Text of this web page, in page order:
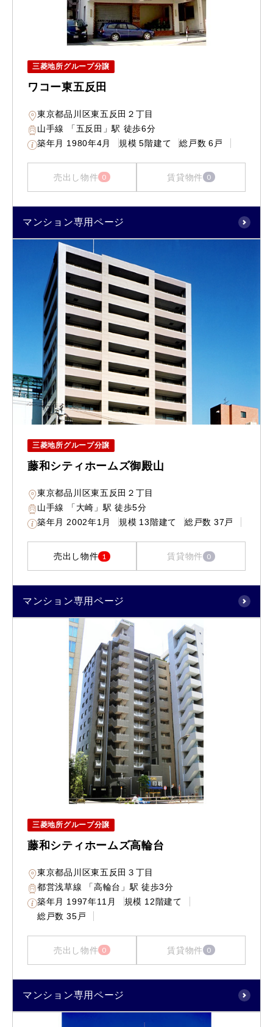
三菱地所グループ分譲
ワコー東五反田
東京都品川区東五反田２丁目
山手線 「五反田」駅 徒歩6分
築年月 1980年4月 規模 5階建て 総戸数 6戸
売出し物件 0 賃貸物件 0
マンション専用ページ
三菱地所グループ分譲
藤和シティホームズ御殿山
東京都品川区東五反田２丁目
山手線 「大崎」駅 徒歩5分
築年月 2002年1月 規模 13階建て 総戸数 37戸
売出し物件 1 賃貸物件 0
マンション専用ページ
三菱地所グループ分譲
藤和シティホームズ高輪台
東京都品川区東五反田３丁目
都営浅草線 「高輪台」駅 徒歩3分
築年月 1997年11月 規模 12階建て
総戸数 35戸
売出し物件 0 賃貸物件 0
マンション専用ページ